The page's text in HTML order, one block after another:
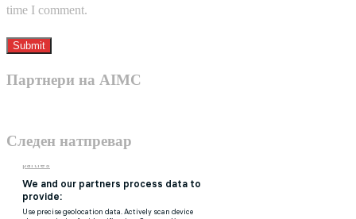
time I comment.
Партнери на AIMC
Следен натпревар